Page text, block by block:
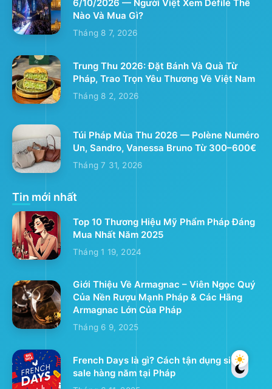
6/10/2026 — Người Việt Xem Défilé Thế
Nào Và Mua Gì?
Tháng 8 7, 2026
Trung Thu 2026: Đặt Bánh Và Quà Từ
Pháp, Trao Trọn Yêu Thương Về Việt Nam
Tháng 8 2, 2026
Túi Pháp Mùa Thu 2026 — Polène Numéro
Un, Sandro, Vanessa Bruno Từ 300–600€
Tháng 7 31, 2026
Tin mới nhất
Top 10 Thương Hiệu Mỹ Phẩm Pháp Đáng
Mua Nhất Năm 2025
Tháng 1 19, 2024
Giới Thiệu Về Armagnac – Viên Ngọc Quý
Của Nền Rượu Mạnh Pháp & Các Hãng
Armagnac Lớn Của Pháp
Tháng 6 9, 2025
French Days là gì? Cách tận dụng siêu
sale hàng năm tại Pháp